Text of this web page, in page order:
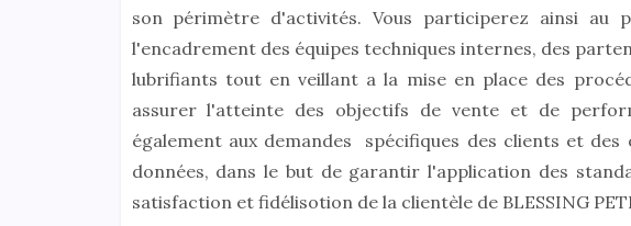
son périmètre d'activités. Vous participerez ainsi au
l'encadrement des équipes techniques internes, des
lubrifiants tout en veillant a la mise en place des
assurer l'atteinte des objectifs de vente et de
également aux demandes spécifiques des clients et
données, dans le but de garantir l'application des
satisfaction et fidélisotion de la clientèle de BLESSING